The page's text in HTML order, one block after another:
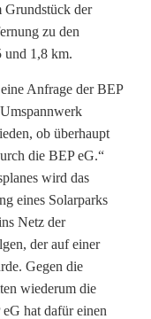
Grundstück der
zu den
und 1,8 km.
Anfrage der BEP
ob überhaupt
die BEP eG.“
wird das
eines Solarparks
Netz der
der auf einer
Gegen die
wiederum die
hat dafür einen